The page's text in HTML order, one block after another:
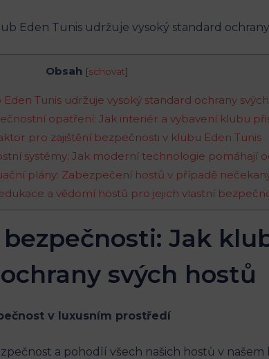
Obsah [schovat]
Tunis udržuje vysoký standard ochrany
opatření: Jak interiér a vybavení klubu
pro zajištění bezpečnosti v klubu Eden Tunis
systémy: Jak moderní technologie pomáhají
plány: Zabezpečení hostů v případě
a vědomí hostů pro jejich vlastní
Jak
svých hostů
v luxusním prostředí
a pohodlí všech našich hostů v